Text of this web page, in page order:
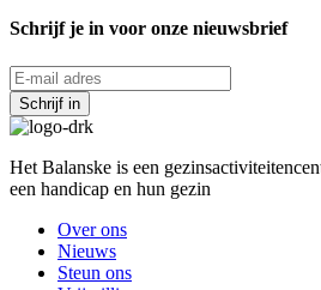
Schrijf je in voor onze nieuwsbrief
Schrijf in
Het Balanske is een
een handicap en hun gezin
Over ons
Nieuws
Steun ons